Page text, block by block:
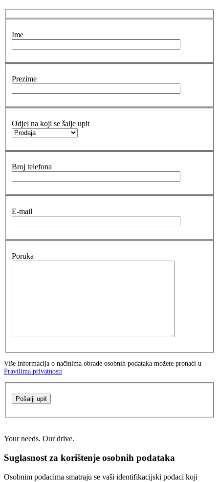
Ime
Prezime
Odjel na koji se šalje upit
Broj telefona
E-mail
Poruka
Više informacija o načinima obrade osobnih podataka možete pronaći u
Pravilima privatnosti
Pošalji upit
Your needs. Our drive.
Suglasnost za korištenje osobnih podataka
Osobnim podacima smatraju se vaši identifikacijski podaci koji